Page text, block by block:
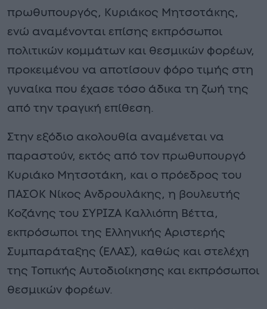
πρωθυπουργός, Κυριάκος Μητσοτάκης,
ενώ αναμένονται επίσης εκπρόσωποι
πολιτικών κομμάτων και θεσμικών φορέων,
προκειμένου να αποτίσουν φόρο τιμής στη
γυναίκα που έχασε τόσο άδικα τη ζωή της
από την τραγική επίθεση.
Στην εξόδιο ακολουθία αναμένεται να
παραστούν, εκτός από τον πρωθυπουργό
Κυριάκο Μητσοτάκη, και ο πρόεδρος του
ΠΑΣΟΚ Νίκος Ανδρουλάκης, η βουλευτής
Κοζάνης του ΣΥΡΙΖΑ Καλλιόπη Βέττα,
εκπρόσωποι της Ελληνικής Αριστερής
Συμπαράταξης (ΕΛΑΣ), καθώς και στελέχη
της Τοπικής Αυτοδιοίκησης και εκπρόσωποι
θεσμικών φορέων.